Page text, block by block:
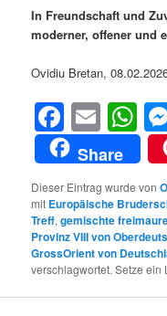
In Freundschaft und
moderner, offener und
Ovidiu Bretan,
Share
Dieser Eintrag wurde von
mit Europäische
Treff,gemischte
Provinz VIII von
GrossOrient von
verschlagwortet. Setze ein